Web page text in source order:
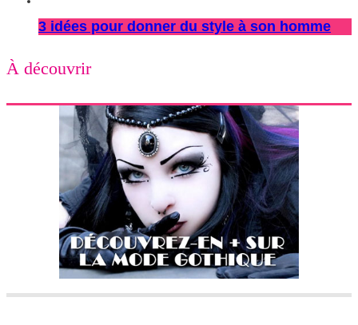
3 idées pour donner du style à son homme
À découvrir